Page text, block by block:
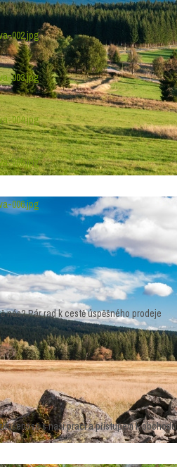
002.jpg
003.jpg
004.jpg
005.jpg
006.jpg
nás? Pár rad k cestě úspěšného prodeje
s naší prací a přístupem k obchodu